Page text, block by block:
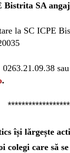
Bistrita SA
la SC ICPE
0263.21.09.38
.
își lărgește
colegi care să